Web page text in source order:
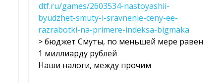
dtf.ru/games/2603534-nastoyashii-
byudzhet-smuty-i-sravnenie-ceny-ee-
razrabotki-na-primere-indeksa-bigmaka
> бюджет Смуты, по меньшей мере равен
1 миллиарду рублей
Наши налоги, между прочим